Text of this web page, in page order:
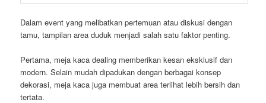
Dalam event yang melibatkan pertemuan atau diskusi dengan
tamu, tampilan area duduk menjadi salah satu faktor penting.
Pertama, meja kaca dealing memberikan kesan eksklusif dan
modern. Selain mudah dipadukan dengan berbagai konsep
dekorasi, meja kaca juga membuat area terlihat lebih bersih dan
tertata.